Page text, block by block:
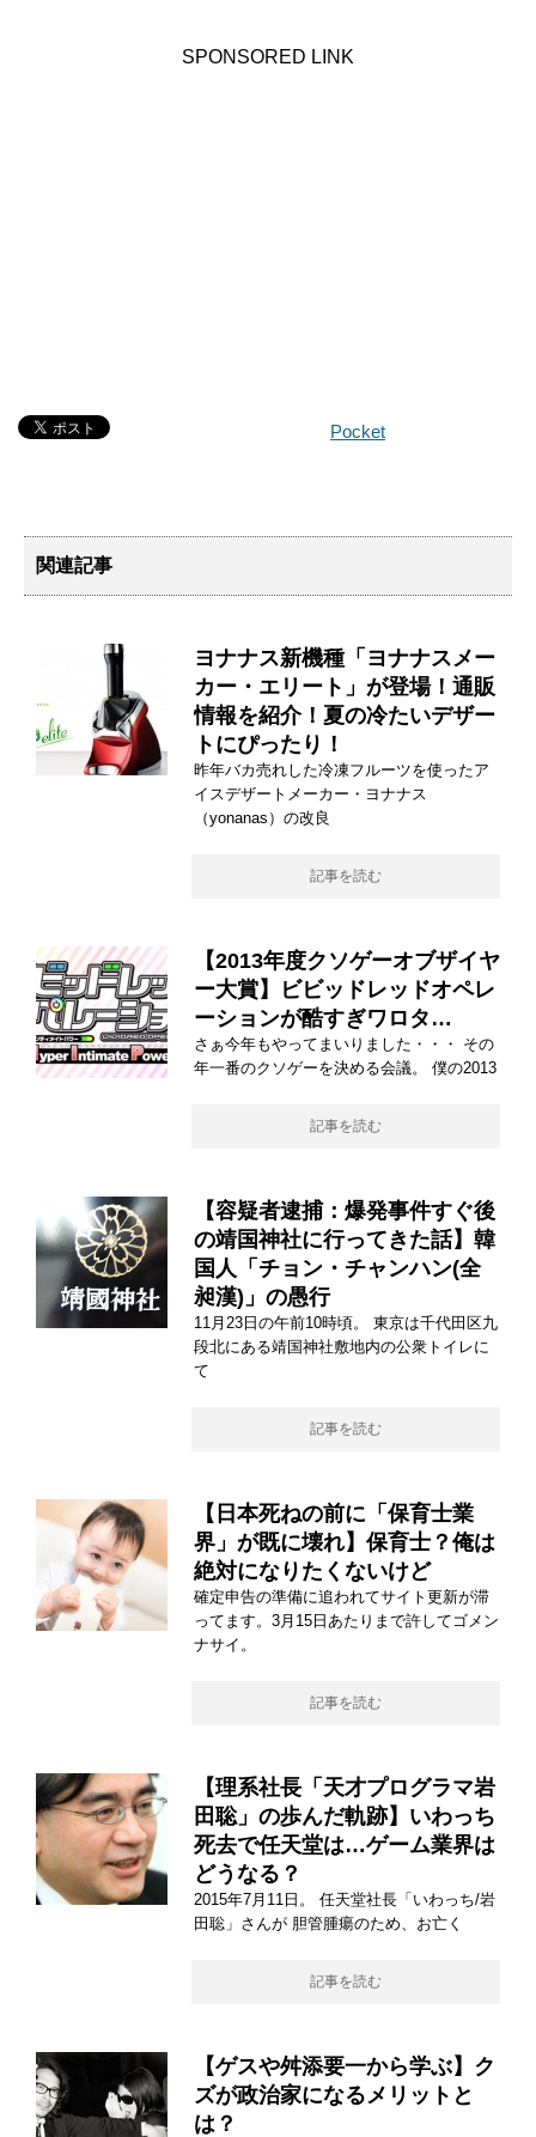
SPONSORED LINK
Pocket
関連記事
ヨナナス新機種「ヨナナスメー
カー・エリート」が登場！通販
情報を紹介！夏の冷たいデザー
トにぴったり！
昨年バカ売れした冷凍フルーツを使ったア
イスデザートメーカー・ヨナナス
（yonanas）の改良
記事を読む
【2013年度クソゲーオブザイヤ
ー大賞】ビビッドレッドオペレ
ーションが酷すぎワロタ…
さぁ今年もやってまいりました・・・ その
年一番のクソゲーを決める会議。 僕の2013
記事を読む
【容疑者逮捕：爆発事件すぐ後
の靖国神社に行ってきた話】韓
国人「チョン・チャンハン(全
昶漢)」の愚行
11月23日の午前10時頃。 東京は千代田区九
段北にある靖国神社敷地内の公衆トイレに
て
記事を読む
【日本死ねの前に「保育士業
界」が既に壊れ】保育士？俺は
絶対になりたくないけど
確定申告の準備に追われてサイト更新が滞
ってます。3月15日あたりまで許してゴメン
ナサイ。
記事を読む
【理系社長「天才プログラマ岩
田聡」の歩んだ軌跡】いわっち
死去で任天堂は…ゲーム業界は
どうなる？
2015年7月11日。 任天堂社長「いわっち/岩
田聡」さんが 胆管腫瘍のため、お亡く
記事を読む
【ゲスや舛添要一から学ぶ】ク
ズが政治家になるメリットと
は？